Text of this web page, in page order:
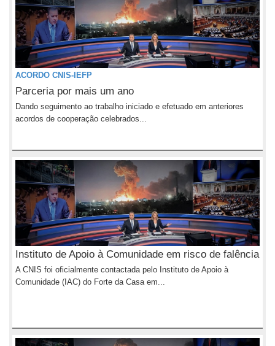
ACORDO CNIS-IEFP
Parceria por mais um ano
Dando seguimento ao trabalho iniciado e efetuado em anteriores
acordos de cooperação celebrados...
Instituto de Apoio à Comunidade em risco de falência
A CNIS foi oficialmente contactada pelo Instituto de Apoio à
Comunidade (IAC) do Forte da Casa em...